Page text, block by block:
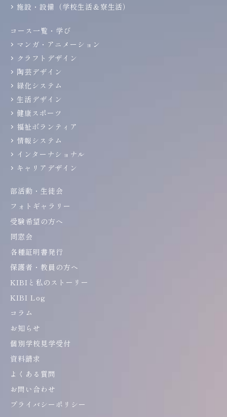
施設・設備（学校生活＆寮生活）
コース一覧・学び
マンガ・アニメーション
クラフトデザイン
陶芸デザイン
緑化システム
生活デザイン
健康スポーツ
福祉ボランティア
情報システム
インターナショナル
キャリアデザイン
部活動・生徒会
フォトギャラリー
受験希望の方へ
同窓会
各種証明書発行
保護者・教員の方へ
KIBIと私のストーリー
KIBI Log
コラム
お知らせ
個別学校見学受付
資料請求
よくある質問
お問い合わせ
プライバシーポリシー